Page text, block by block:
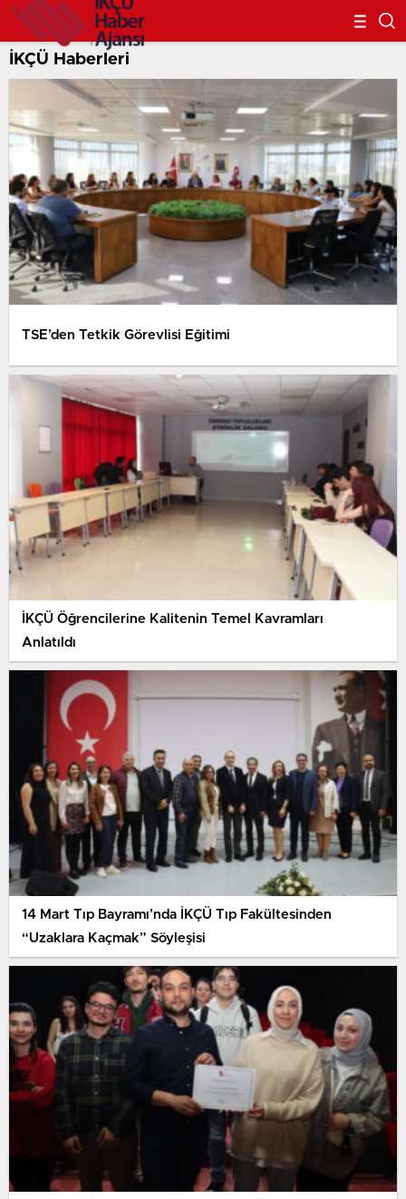
İKÇÜ Haberleri
TSE’den Tetkik Görevlisi Eğitimi
İKÇÜ Öğrencilerine Kalitenin Temel Kavramları
Anlatıldı
14 Mart Tıp Bayramı’nda İKÇÜ Tıp Fakültesinden
“Uzaklara Kaçmak” Söyleşisi